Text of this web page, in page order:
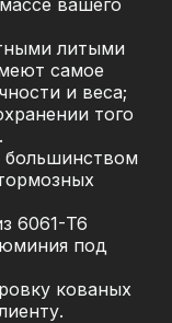
литыми
самое
и веса;
того
6061-T6
под
кованых